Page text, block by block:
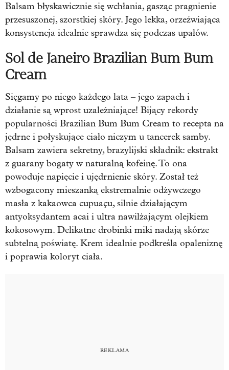
Balsam błyskawicznie się wchłania, gasząc pragnienie
przesuszonej, szorstkiej skóry. Jego lekka, orzeźwiająca
konsystencja idealnie sprawdza się podczas upałów.
Sol de Janeiro Brazilian Bum Bum
Cream
Sięgamy po niego każdego lata – jego zapach i
działanie są wprost uzależniające! Bijący rekordy
popularności Brazilian Bum Bum Cream to recepta na
jędrne i połyskujące ciało niczym u tancerek samby.
Balsam zawiera sekretny, brazylijski składnik: ekstrakt
z guarany bogaty w naturalną kofeinę. To ona
powoduje napięcie i ujędrnienie skóry. Został też
wzbogacony mieszanką ekstremalnie odżywczego
masła z kakaowca cupuaçu, silnie działającym
antyoksydantem acai i ultra nawilżającym olejkiem
kokosowym. Delikatne drobinki miki nadają skórze
subtelną poświatę. Krem idealnie podkreśla opaleniznę
i poprawia koloryt ciała.